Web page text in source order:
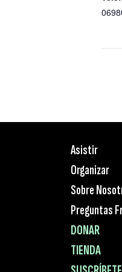
Asistir
Organizar
Sobre
Preguntas
DONAR
TIENDA